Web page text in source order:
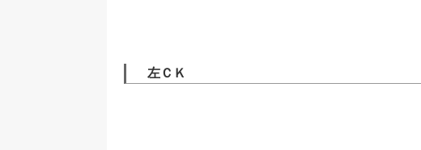
左ＣＫ